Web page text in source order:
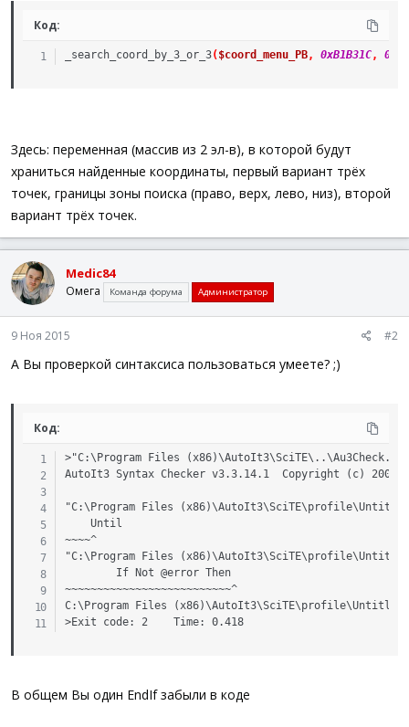
Код:
_search_coord_by_3_or_3( $coord_menu_PB, 0xB1B31C,
Здесь: переменная (массив из 2 эл-в), в которой будут
храниться найденные координаты, первый вариант трёх
точек, границы зоны поиска (право, верх, лево, низ), второй
вариант трёх точек.
Medic84
Омега Команда форума Администратор
9 Ноя 2015 #2
А Вы проверкой синтаксиса пользоваться умеете? ;)
Код:
>"C:\Program Files
AutoIt3 Syntax Checker v3.3.14.1  Copyright (c) 2007-
"C:\Program Files
    Until
~~~~^
"C:\Program Files
        If Not @error Then
~~~~~~~~~~~~~~~~~~~~~~~~~~^
C:\Program Files
>Exit code: 2    Time: 0.418
В общем Вы один EndIf забыли в коде